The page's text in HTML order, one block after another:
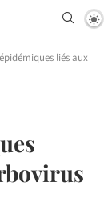
liés aux